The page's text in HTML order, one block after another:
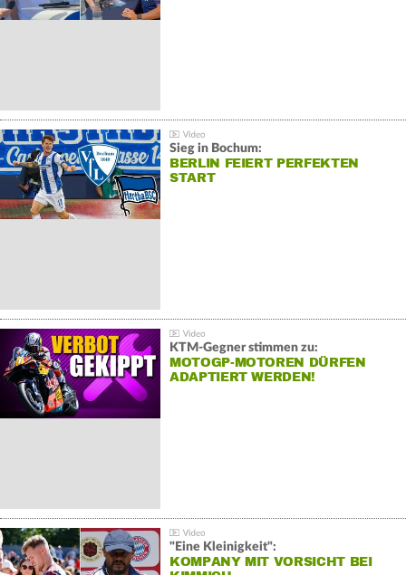
Sieg in Bochum:
BERLIN FEIERT PERFEKTEN
START
KTM-Gegner stimmen zu:
MOTOGP-MOTOREN DÜRFEN
ADAPTIERT WERDEN!
"Eine Kleinigkeit":
KOMPANY MIT VORSICHT BEI